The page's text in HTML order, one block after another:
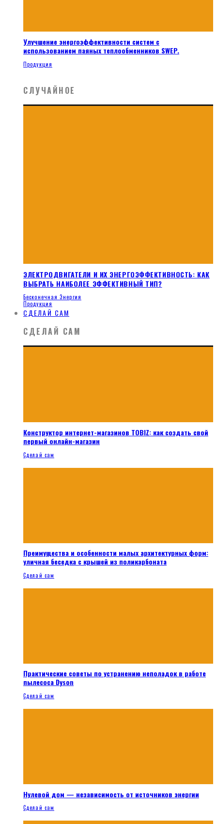
Улучшение энергоэффективности систем с
использованием паяных теплообменников SWEP.
Продукция
СЛУЧАЙНОЕ
ЭЛЕКТРОДВИГАТЕЛИ И ИХ ЭНЕРГОЭФФЕКТИВНОСТЬ: КАК
ВЫБРАТЬ НАИБОЛЕЕ ЭФФЕКТИВНЫЙ ТИП?
Бесконечная Энергия
Продукция
СДЕЛАЙ САМ
СДЕЛАЙ САМ
Конструктор интернет-магазинов TOBIZ: как создать свой
первый онлайн-магазин
Сделай сам
Преимущества и особенности малых архитектурных форм:
уличная беседка с крышей из поликарбоната
Сделай сам
Практические советы по устранению неполадок в работе
пылесоса Dyson
Сделай сам
Нулевой дом — независимость от источников энергии
Сделай сам